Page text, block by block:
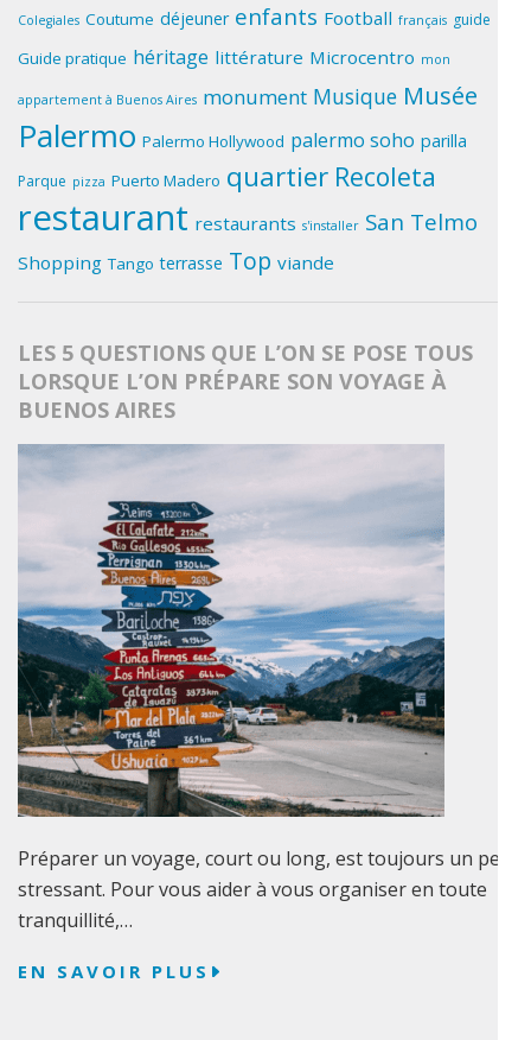
Colegiales Coutume déjeuner enfants Football français guide
Guide pratique héritage littérature Microcentro mon
appartement à Buenos Aires monument Musique Musée
Palermo Palermo Hollywood palermo soho parilla
Parque pizza Puerto Madero quartier Recoleta
restaurant restaurants s'installer San Telmo
Shopping Tango terrasse Top viande
LES 5 QUESTIONS QUE L’ON SE POSE TOUS
LORSQUE L’ON PRÉPARE SON VOYAGE À
BUENOS AIRES
Préparer un voyage, court ou long, est toujours un peu
stressant. Pour vous aider à vous organiser en toute
tranquillité,…
EN SAVOIR PLUS